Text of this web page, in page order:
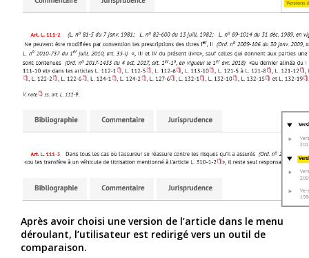
Après avoir choisi une version de l’article dans le menu
déroulant, l’utilisateur est redirigé vers un outil de
comparaison.